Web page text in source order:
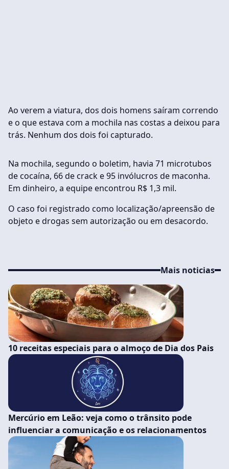
Ao verem a viatura, dos dois homens saíram correndo
e o que estava com a mochila nas costas a deixou para
trás. Nenhum dos dois foi capturado.
Na mochila, segundo o boletim, havia 71 microtubos
de cocaína, 66 de crack e 95 invólucros de maconha.
Em dinheiro, a equipe encontrou R$ 1,3 mil.
O caso foi registrado como localização/apreensão de
objeto e drogas sem autorização ou em desacordo.
Mais noticias
10 receitas especiais para o almoço de Dia dos Pais
Mercúrio em Leão: veja como o trânsito pode
influenciar a comunicação e os relacionamentos